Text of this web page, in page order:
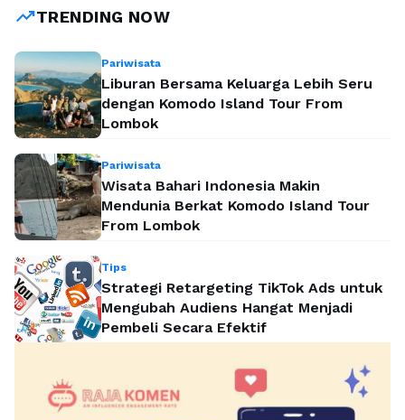
Fenomena ini …Baca Selengkapnya
trending_upTRENDING NOW
Pariwisata
Liburan Bersama Keluarga Lebih Seru
dengan Komodo Island Tour From
Lombok
Pariwisata
Wisata Bahari Indonesia Makin
Mendunia Berkat Komodo Island Tour
From Lombok
Tips
Strategi Retargeting TikTok Ads untuk
Mengubah Audiens Hangat Menjadi
Pembeli Secara Efektif